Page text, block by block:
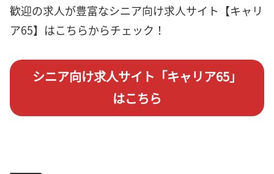
歓迎の求人が豊富なシニア向け求人サイト【キャリ
ア65】はこちらからチェック！
シニア向け求人サイト「キャリア65」
はこちら